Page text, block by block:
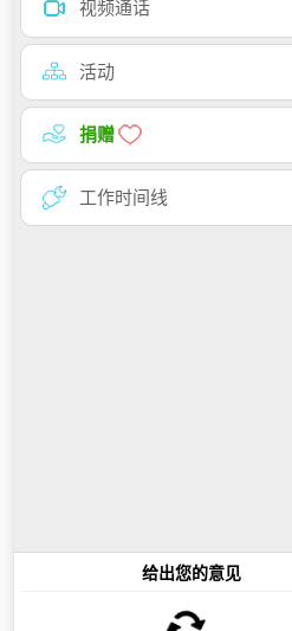
视频通话
活动
捐赠
工作时间线
给出您的意见